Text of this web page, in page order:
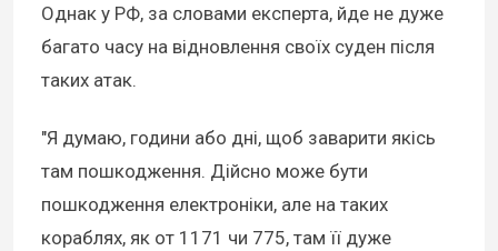
Однак у РФ, за словами експерта, йде не дуже
багато часу на відновлення своїх суден після
таких атак.
"Я думаю, години або дні, щоб заварити якісь
там пошкодження. Дійсно може бути
пошкодження електроніки, але на таких
кораблях, як от 1171 чи 775, там її дуже